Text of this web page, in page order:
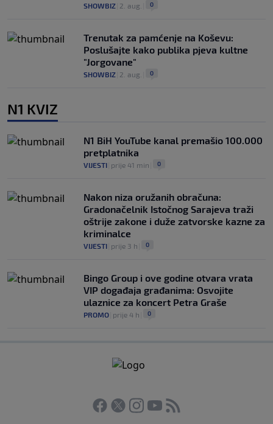
SHOWBIZ 2. aug. 0
Trenutak za pamćenje na Koševu:
Poslušajte kako publika pjeva kultne
"Jorgovane"
SHOWBIZ 2. aug. 0
N1 KVIZ
N1 BiH YouTube kanal premašio 100.000
pretplatnika
VIJESTI prije 41 min 0
Nakon niza oružanih obračuna:
Gradonačelnik Istočnog Sarajeva traži
oštrije zakone i duže zatvorske kazne za
kriminalce
VIJESTI prije 3 h 0
Bingo Group i ove godine otvara vrata
VIP događaja građanima: Osvojite
ulaznice za koncert Petra Graše
PROMO prije 4 h 0